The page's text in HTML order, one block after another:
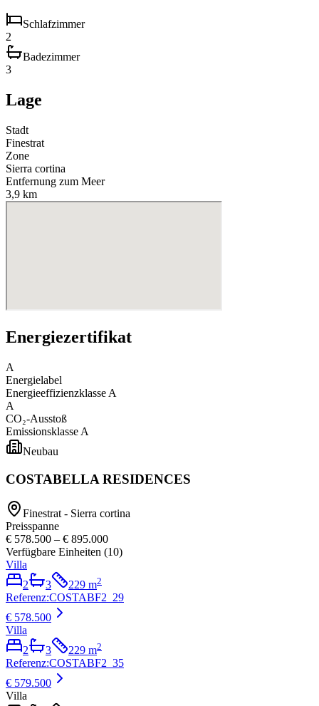
Schlafzimmer
2
Badezimmer
3
Lage
Stadt
Finestrat
Zone
Sierra cortina
Entfernung zum Meer
3,9 km
Energiezertifikat
A
Energielabel
Energieeffizienzklasse A
A
CO₂-Ausstoß
Emissionsklasse A
Neubau
COSTABELLA RESIDENCES
Finestrat - Sierra cortina
Preisspanne
€ 578.500 – € 895.000
Verfügbare Einheiten (10)
Villa
2
3 229 m2
Referenz:COSTABF2_29
€ 578.500
Villa
2
3 229 m2
Referenz:COSTABF2_35
€ 579.500
Villa